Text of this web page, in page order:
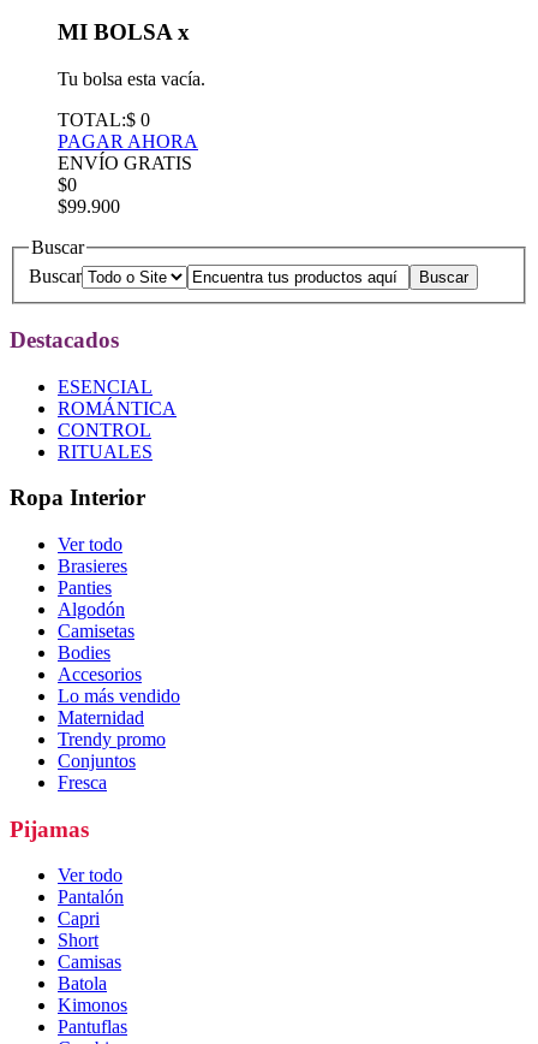
MI BOLSA x
Tu bolsa esta vacía.
TOTAL:$ 0
PAGAR AHORA
ENVÍO GRATIS
$0
$99.900
Buscar
Buscar
Destacados
ESENCIAL
ROMÁNTICA
CONTROL
RITUALES
Ropa Interior
Ver todo
Brasieres
Panties
Algodón
Camisetas
Bodies
Accesorios
Lo más vendido
Maternidad
Trendy promo
Conjuntos
Fresca
Pijamas
Ver todo
Pantalón
Capri
Short
Camisas
Batola
Kimonos
Pantuflas